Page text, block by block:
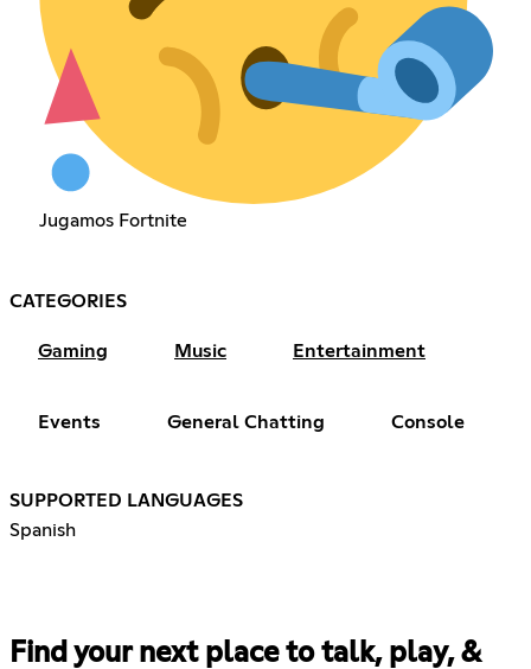
Jugamos Fortnite
CATEGORIES
Gaming Music Entertainment
Events General Chatting Console
SUPPORTED LANGUAGES
Spanish
Find your next place to talk, play, &